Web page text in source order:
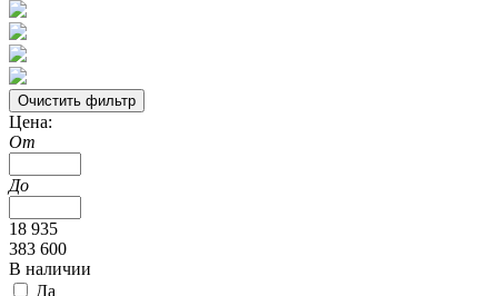
Цена:
От
До
18 935
383 600
В наличии
Да